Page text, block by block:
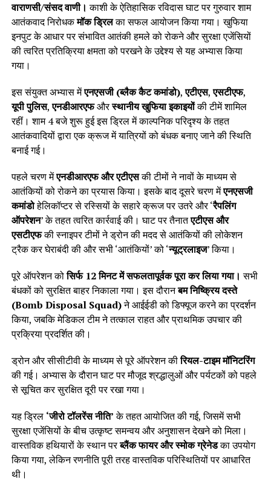
वाराणसी/संसद वाणी।काशी के ऐतिहासिक रविदास घाट पर गुरुवार शाम
आतंकवाद निरोधकमॉक ड्रिलका सफल आयोजन किया गया। खुफिया
इनपुट के आधार पर संभावित आतंकी हमले को रोकने और सुरक्षा एजेंसियों
की त्वरित प्रतिक्रिया क्षमता को परखने के उद्देश्य से यह अभ्यास किया
गया।
इस संयुक्त अभ्यास मेंएनएसजी (ब्लैक कैट कमांडो),एटीएस,एसटीएफ,
यूपी पुलिस,एनडीआरएफऔरस्थानीय खुफिया इकाइयोंकी टीमें शामिल
रहीं। शाम 4 बजे शुरू हुई इस ड्रिल में काल्पनिक परिदृश्य के तहत
आतंकवादियों द्वारा एक क्रूज में यात्रियों को बंधक बनाए जाने की स्थिति
बनाई गई।
पहले चरण मेंएनडीआरएफ और एटीएसकी टीमों ने नावों के माध्यम से
आतंकियों को रोकने का प्रयास किया। इसके बाद दूसरे चरण मेंएनएसजी
कमांडोहेलिकॉप्टर से रस्सियों के सहारे क्रूज पर उतरे और ‘रैपलिंग
ऑपरेशन’ के तहत त्वरित कार्रवाई की। घाट पर तैनातएटीएस और
एसटीएफकी स्नाइपर टीमों ने ड्रोन की मदद से आतंकियों की लोकेशन
ट्रैक कर घेराबंदी की और सभी ‘आतंकियों’ को ‘न्यूट्रलाइज’ किया।
पूरे ऑपरेशन कोसिर्फ 12 मिनट में सफलतापूर्वक पूरा कर लिया गया। सभी
बंधकों को सुरक्षित बाहर निकाला गया। इस दौरानबम निष्क्रिय दस्ते
(Bomb Disposal Squad)ने आईईडी को डिफ्यूज करने का प्रदर्शन
किया, जबकि मेडिकल टीम ने तत्काल राहत और प्राथमिक उपचार की
प्रक्रिया प्रदर्शित की।
ड्रोन और सीसीटीवी के माध्यम से पूरे ऑपरेशन कीरियल-टाइम मॉनिटरिंग
की गई। अभ्यास के दौरान घाट पर मौजूद श्रद्धालुओं और पर्यटकों को पहले
से सूचित कर सुरक्षित दूरी पर रखा गया।
यह ड्रिल ‘जीरो टॉलरेंस नीति’के तहत आयोजित की गई, जिसमें सभी
सुरक्षा एजेंसियों के बीच उत्कृष्ट समन्वय और अनुशासन देखने को मिला।
वास्तविक हथियारों के स्थान परब्लैंक फायर और स्मोक ग्रेनेडका उपयोग
किया गया, लेकिन रणनीति पूरी तरह वास्तविक परिस्थितियों पर आधारित
थी।